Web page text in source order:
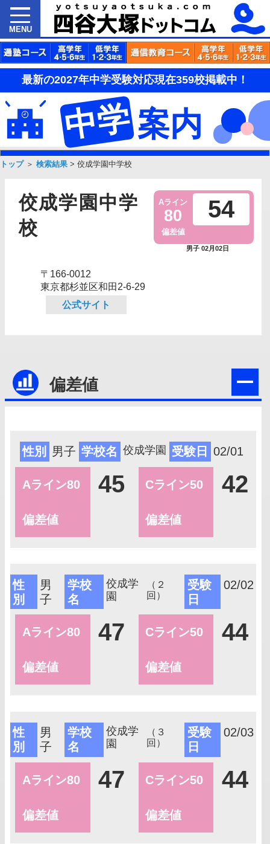
MENU
最新の2027年中学受験対応現在359校掲載中！
中学案内
トップ＞ 検索結果 > 佼成学園中学校
佼成学園中学
校
Aライン
80
偏差値
54
男子 02月02日
〒166-0012
東京都杉並区和田2‐6‐29
公式サイト
偏差値
性別 男子 学校名 佼成学園 受験日 02/01
Aライン80
偏差値
45 Cライン50
偏差値
42
性
別
男
子
学校
名
佼成学
園
（２
回）
受験
日
02/02
Aライン80
偏差値
47 Cライン50
偏差値
44
性
別
男
子
学校
名
佼成学
園
（３
回）
受験
日
02/03
Aライン80
偏差値
47 Cライン50
偏差値
44